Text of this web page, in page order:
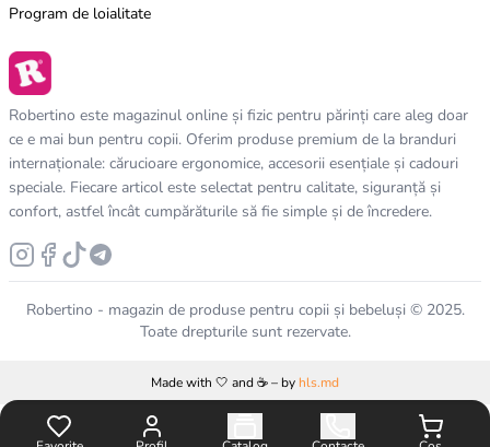
Program de loialitate
Robertino este magazinul online și fizic pentru părinți care aleg doar
ce e mai bun pentru copii. Oferim produse premium de la branduri
internaționale: cărucioare ergonomice, accesorii esențiale și cadouri
speciale. Fiecare articol este selectat pentru calitate, siguranță și
confort, astfel încât cumpărăturile să fie simple și de încredere.
Robertino - magazin de produse pentru copii și bebeluși © 2025.
Toate drepturile sunt rezervate.
Made with 🤍 and ☕️ – by hls.md